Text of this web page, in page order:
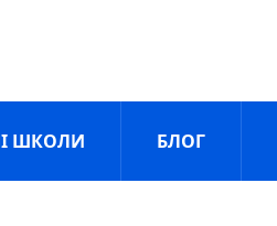
ШКОЛИ БЛОГ